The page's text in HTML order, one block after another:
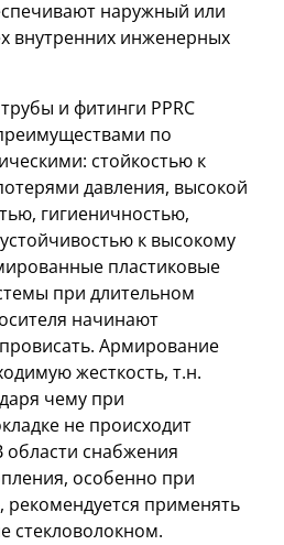
наружный или
внутренних инженерных
и фитинги PPRC
по
стойкостью к
давления, высокой
гигиеничностью,
к высокому
пластиковые
при длительном
начинают
Армирование
жесткость, т.н.
чему при
не происходит
снабжения
особенно при
рекомендуется применять
стекловолокном.